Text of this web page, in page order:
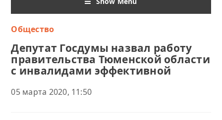
Общество
Депутат Госдумы назвал работу
правительства Тюменской области
с инвалидами эффективной
05 марта 2020, 11:50